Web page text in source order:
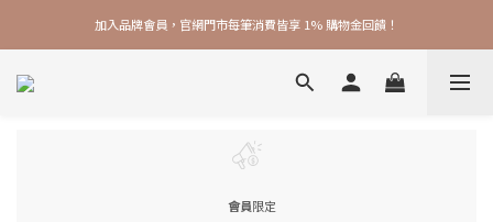
加入品牌會員，官網門市每筆消費皆享 1% 購物金回饋！
加入品牌會員，官網門市每筆消費皆享 1% 購物金回饋！
線上線下皆可累積 & 折抵購物金，再送 $50 入會禮
會員限定